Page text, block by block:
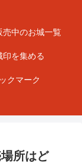
売中のお城一覧
印を集める
クマーク
所はど